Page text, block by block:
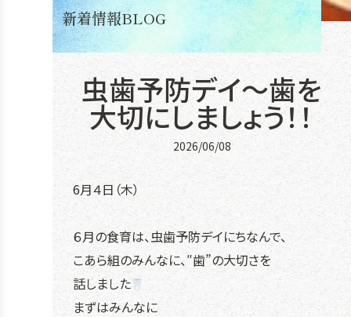
新着情報BLOG
虫歯予防デイ～歯を
大切にしましょう！！
2026/06/08
6月４日（木）
６月の食育は、虫歯予防デイにちなんで、
こあら組のみんなに、″歯”の大切さを
話しました
まずはみんなに